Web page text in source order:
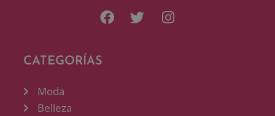
CATEGORÍAS
Moda
Belleza